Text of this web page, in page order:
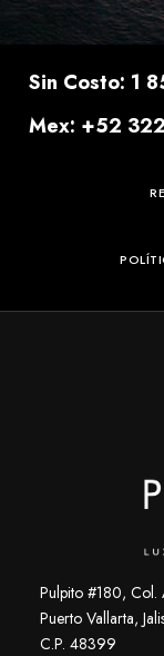
Sin Costo: 1
Mex: +52
Pulpito #180, Col.
Puerto Vallarta,
C.P. 48399